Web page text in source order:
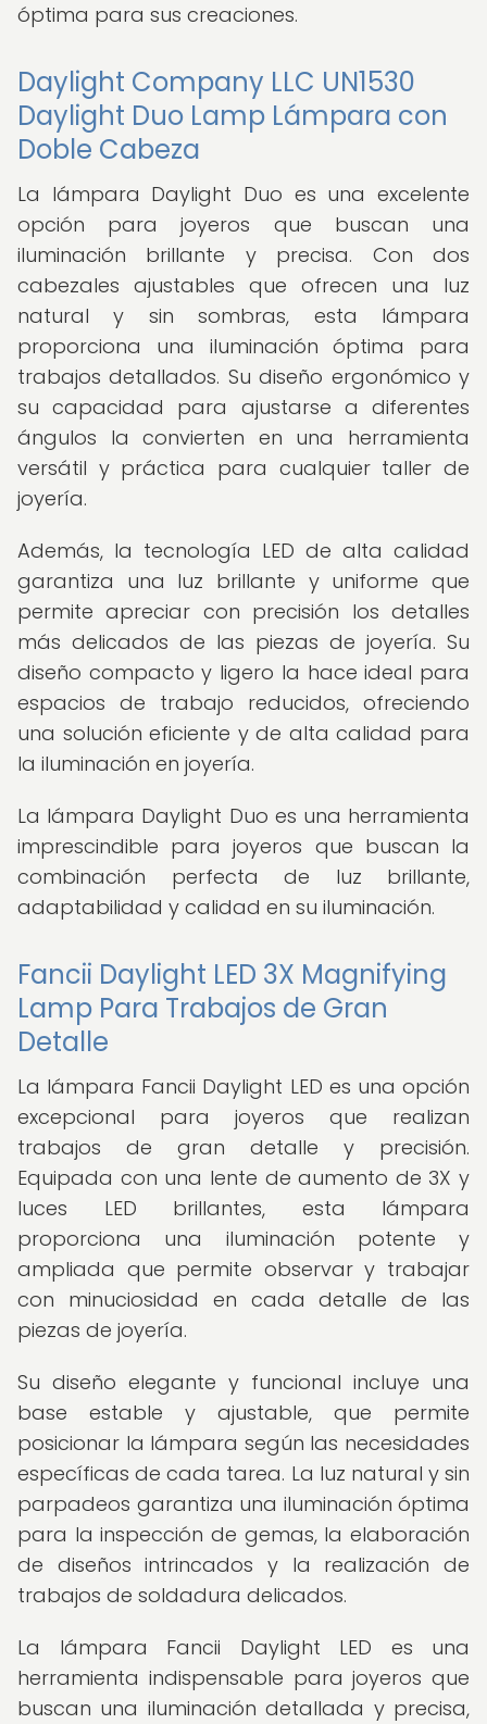
óptima para sus creaciones.
Daylight Company LLC UN1530
Daylight Duo Lamp Lámpara con
Doble Cabeza
La lámpara Daylight Duo es una excelente
opción para joyeros que buscan una
iluminación brillante y precisa. Con dos
cabezales ajustables que ofrecen una luz
natural y sin sombras, esta lámpara
proporciona una iluminación óptima para
trabajos detallados. Su diseño ergonómico y
su capacidad para ajustarse a diferentes
ángulos la convierten en una herramienta
versátil y práctica para cualquier taller de
joyería.
Además, la tecnología LED de alta calidad
garantiza una luz brillante y uniforme que
permite apreciar con precisión los detalles
más delicados de las piezas de joyería. Su
diseño compacto y ligero la hace ideal para
espacios de trabajo reducidos, ofreciendo
una solución eficiente y de alta calidad para
la iluminación en joyería.
La lámpara Daylight Duo es una herramienta
imprescindible para joyeros que buscan la
combinación perfecta de luz brillante,
adaptabilidad y calidad en su iluminación.
Fancii Daylight LED 3X Magnifying
Lamp Para Trabajos de Gran
Detalle
La lámpara Fancii Daylight LED es una opción
excepcional para joyeros que realizan
trabajos de gran detalle y precisión.
Equipada con una lente de aumento de 3X y
luces LED brillantes, esta lámpara
proporciona una iluminación potente y
ampliada que permite observar y trabajar
con minuciosidad en cada detalle de las
piezas de joyería.
Su diseño elegante y funcional incluye una
base estable y ajustable, que permite
posicionar la lámpara según las necesidades
específicas de cada tarea. La luz natural y sin
parpadeos garantiza una iluminación óptima
para la inspección de gemas, la elaboración
de diseños intrincados y la realización de
trabajos de soldadura delicados.
La lámpara Fancii Daylight LED es una
herramienta indispensable para joyeros que
buscan una iluminación detallada y precisa,